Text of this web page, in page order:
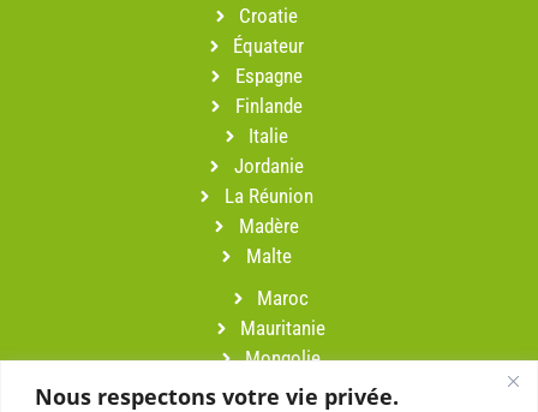
Nous respectons votre vie privée.
Croatie
Équateur
Espagne
Finlande
Italie
Jordanie
La Réunion
Madère
Malte
Maroc
Mauritanie
Mongolie
Namibie